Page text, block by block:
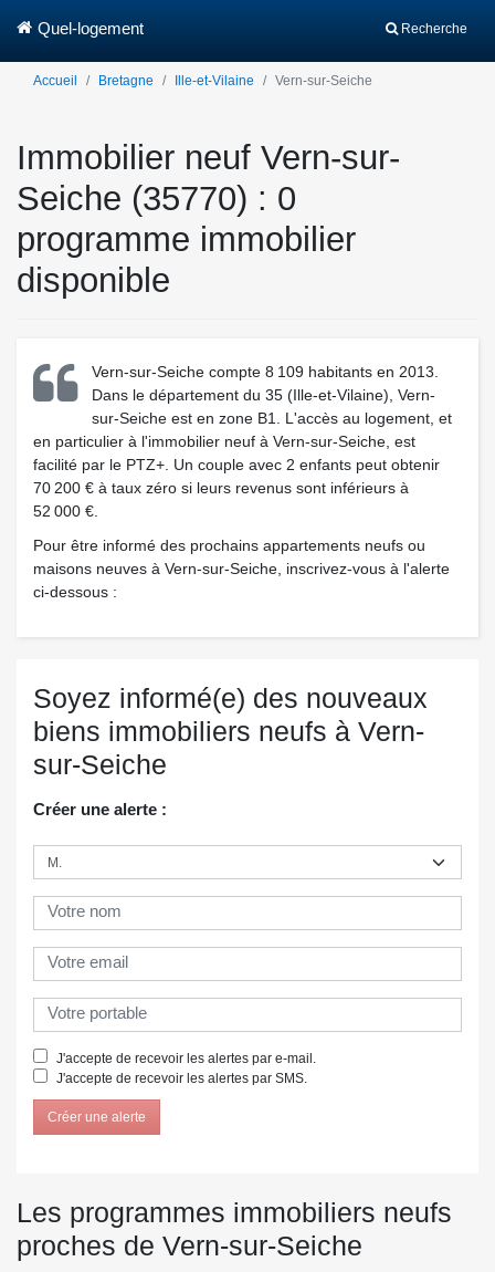
Recherche
Quel-logement
Accueil Bretagne Ille-et-Vilaine Vern-sur-Seiche
Immobilier neuf Vern-sur-
Seiche (35770) : 0
programme immobilier
disponible
Vern-sur-Seiche compte 8 109 habitants en 2013.
Dans le département du 35 (Ille-et-Vilaine), Vern-
sur-Seiche est en zone B1. L'accès au logement, et
en particulier à l'immobilier neuf à Vern-sur-Seiche, est
facilité par le PTZ+. Un couple avec 2 enfants peut obtenir
70 200 € à taux zéro si leurs revenus sont inférieurs à
52 000 €.
Pour être informé des prochains appartements neufs ou
maisons neuves à Vern-sur-Seiche, inscrivez-vous à l'alerte
ci-dessous :
Soyez informé(e) des nouveaux
biens immobiliers neufs à Vern-
sur-Seiche
Créer une alerte :
J'accepte de recevoir les alertes par e-mail.
J'accepte de recevoir les alertes par SMS.
Créer une alerte
Les programmes immobiliers neufs
proches de Vern-sur-Seiche